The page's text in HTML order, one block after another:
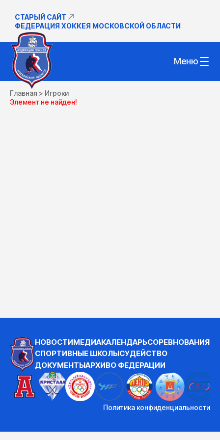
СТАРЫЙ САЙТ
ФЕДЕРАЦИЯ ХОККЕЯ МОСКОВСКОЙ ОБЛАСТИ
Меню
Главная > Игроки
Элемент не найден!
НОВОСТИМЕДИАКАЛЕНДАРЬСОРЕВНОВАНИЯ
СПОРТИВНЫЕ ШКОЛЫСУДЕЙСТВО
ДОКУМЕНТЫАРХИВО ФЕДЕРАЦИИ
Политика конфиденциальности